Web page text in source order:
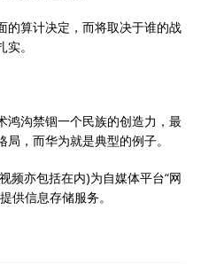
的算计决定，而将取决于谁的战
。
鸿沟禁锢一个民族的创造力，最
，而华为就是典型的例子。
频亦包括在内)为自媒体平台“网
供信息存储服务。